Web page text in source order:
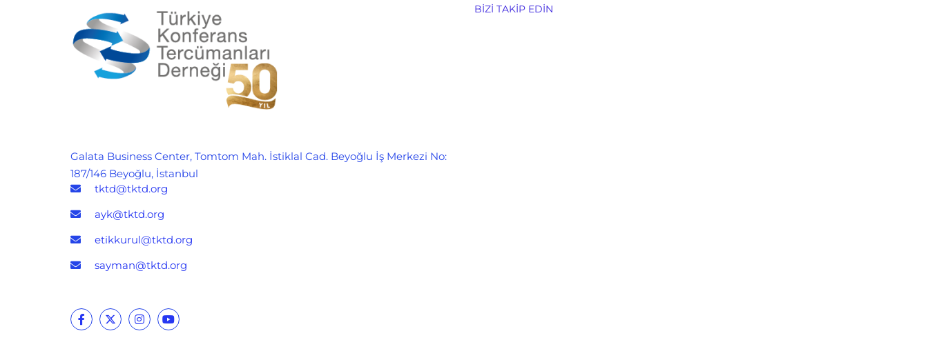
Galata Business Center, Tomtom Mah. İstiklal Cad. Beyoğlu İş Merkezi No:
187/146 Beyoğlu, İstanbul
tktd@tktd.org
ayk@tktd.org
etikkurul@tktd.org
sayman@tktd.org
BIZI TAKIP EDIN